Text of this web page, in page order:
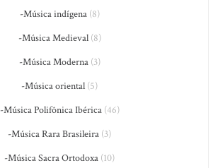
-Música indígena(8)
-Música Medieval(8)
-Música Moderna(3)
-Música oriental (5)
-Música Polifônica Ibérica(46)
-Música Rara Brasileira (3)
-Música Sacra Ortodoxa (10)